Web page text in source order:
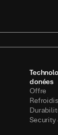
donées
Offre
Security